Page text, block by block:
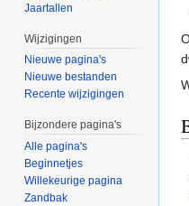
Jaartallen
Wijzigingen
Nieuwe pagina's
Nieuwe bestanden
Recente wijzigingen
Bijzondere pagina's
Alle pagina's
Beginnetjes
Willekeurige pagina
Zandbak